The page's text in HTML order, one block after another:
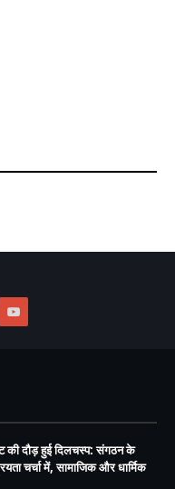
की दौड़ हुई दिलचस्प: संगठन के
चर्चा में, सामाजिक और धार्मिक